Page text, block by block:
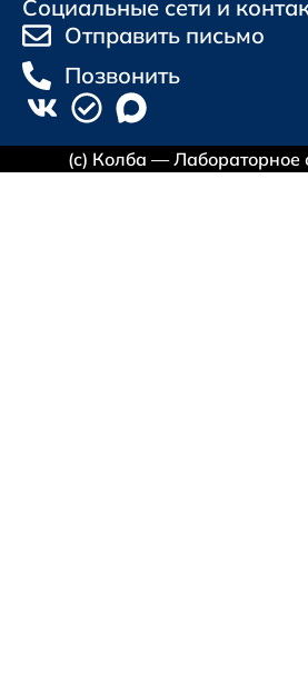
Социальные сети и
Отправить письмо
Позвонить
(с) Колба — Лабораторное